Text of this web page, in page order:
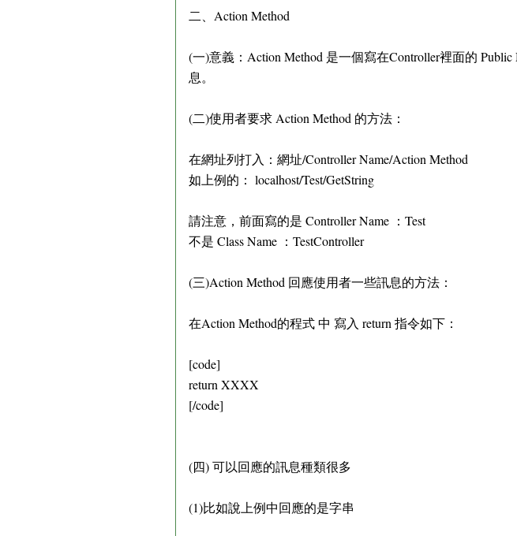
二、Action Method
(一)意義：Action Method 是一個寫在Controller裡面的
息。
(二)使用者要求 Action Method 的方法：
在網址列打入：網址/Controller Name/Action Method
如上例的： localhost/Test/GetString
請注意，前面寫的是 Controller Name ：Test
不是 Class Name ：TestController
(三)Action Method 回應使用者一些訊息的方法：
在Action Method的程式 中 寫入 return 指令如下：
[code]
return XXXX
[/code]
(四) 可以回應的訊息種類很多
(1)比如說上例中回應的是字串